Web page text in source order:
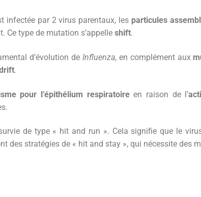
infectée par 2 virus parentaux, les particules
Ce type de mutation s’appelle shift.
d’évolution de Influenza, en complément aux
.
pour l’épithélium respiratoireen raison de l’
de type « hit and run ». Cela signifie que le
des stratégies de « hit and stay », qui nécessite des